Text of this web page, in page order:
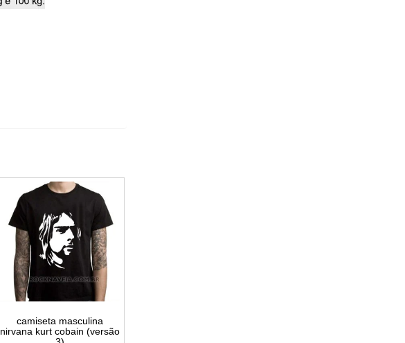
camiseta masculina
nirvana kurt cobain (versão